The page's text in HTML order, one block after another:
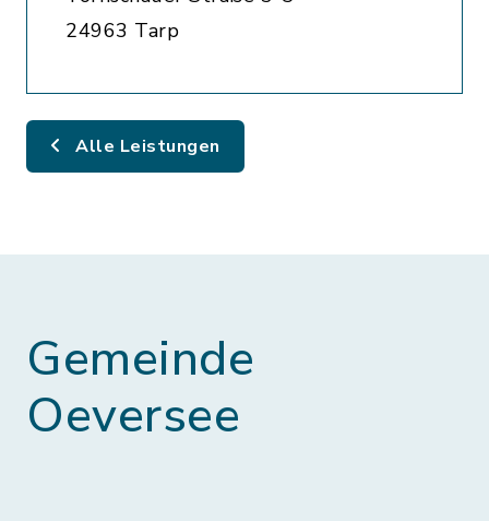
24963 Tarp
Alle Leistungen
Gemeinde
Oeversee